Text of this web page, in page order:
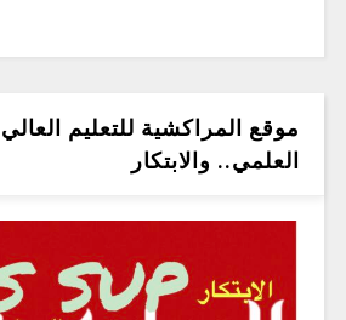
موقع المراكشية للتعليم
العلمي.. والابتكار